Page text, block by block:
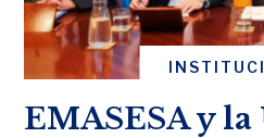
EMASESA y la